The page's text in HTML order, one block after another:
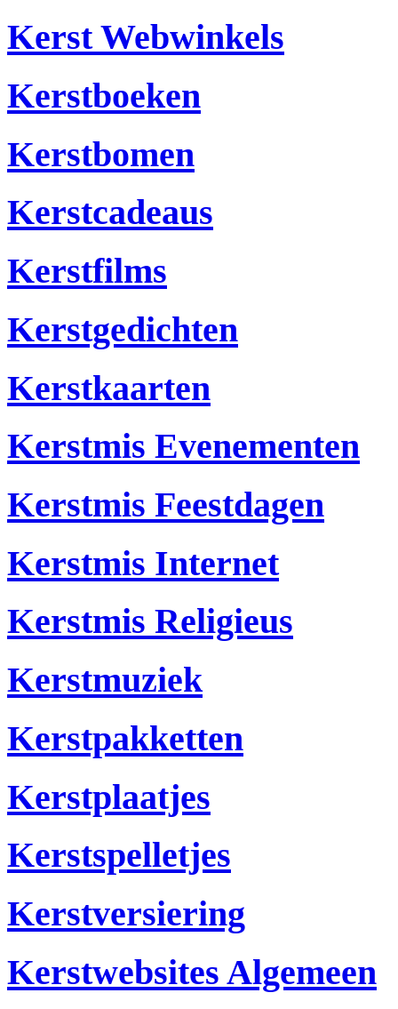
Kerst Webwinkels
Kerstboeken
Kerstbomen
Kerstcadeaus
Kerstfilms
Kerstgedichten
Kerstkaarten
Kerstmis Evenementen
Kerstmis Feestdagen
Kerstmis Internet
Kerstmis Religieus
Kerstmuziek
Kerstpakketten
Kerstplaatjes
Kerstspelletjes
Kerstversiering
Kerstwebsites Algemeen